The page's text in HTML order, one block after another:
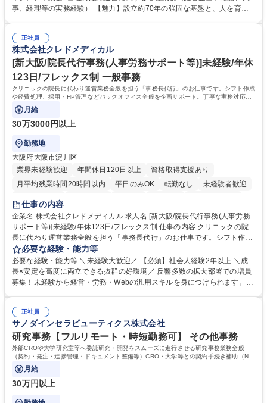
※親会社である農林中央金庫から受託した総務庶務業務 ■ファシリティマ
関する各種業務（経営企画、総務、人事、経理等） 募集職種 【事務系総
合職】農林中央金庫のバックオフィス業務/安定基盤/年休120日
事、経理等の実務経験） 【魅力】設立約70年の強固な基盤と、人を育て
す。 また、業務がしっかりと基準化されており、中途入社でも質問しやす
く馴染みやすい和やかな社風です。さらに、簿記やファシリティマネジャ
ーなどの資格取得に向けた費用負担や報奨金制度が非常に手厚く、成長で
きる環境です。 学歴・資格 学歴：大学院 大学 高専 短大 語学力： 資格：
日商簿記検定2級
正社員
株式会社クレドメディカル
[新大阪/院長代行事務(人事労務サポート等)]未経験/年休
123日/フレックス制 一般事務
クリニックの院長に代わり運営業務全般を担う「事務長代行」のお仕事です。シフト作成
や経費処理、採用・HP管理などバックオフィス全般を企画サポート。丁寧な実務対応で
現場を支え、専門スキルを構築できます。
月給
30万3000円以上
勤務地
大阪府大阪市淀川区
業界未経験歓迎
年間休日120日以上
資格取得支援あり
月平均残業時間20時間以内
平日のみOK 転勤なし
未経験者歓迎
住宅手当あり
交通費支給
駅近5分以内 土日祝休み 昼食補助あり
仕事の内容
企業名 株式会社クレドメディカル 求人名 [新大阪/院長代行事務(人事労務
サポート等)]未経験/年休123日/フレックス制 仕事の内容 クリニックの院
長に代わり運営業務全般を担う「事務長代行」のお仕事です。シフト作成
や経費処理、採用・HP管理などバックオフィス全般を企画サポート。丁
寧な実務対応で現場を支え、専門スキルを構築できます。 当社の開業医支
援のコンサルタントと連携し、開業後クリニックのバックオフィス全般を
担当します。 ＼具体的には／ ■スタッフのシフト作成、日々の経費処理 ■
です。基本は社内勤務でクリニック訪問はほとんどありません。 募集職種
[新大阪/院長代行事務(人事労務サポート等)]未経験/年休123日/フレックス
制
必要な経験・能力等
必要な経験・能力等 ＼未経験大歓迎／ 【必須】社会人経験2年以上 ＼成
長×安定を高度に両立できる抜群の好環境／ 反響多数の拡大部署での増員
募集！未経験から経営・労務・Webの汎用スキルを身につけられます。初
すさも抜群。転勤なしの新大阪本社勤務で、安定した事業基盤のもと腰を
据えて長期的キャリアを構築できます。 学歴・資格 学歴：大学院 大学 語
学力： 資格：
正社員
サノダインセラピューティクス株式会社
研究事務【フルリモート・時短勤務可】 その他事務
外部CROや大学研究室等へ委託研究・開発をスムーズに進行させる研究事務業務全般
（契約・発注・進捗管理・ドキュメント整備等）CRO・大学等との契約手続き補助（ND
A・委託・共同研究契約等の進行・記録管理）
月給
30万円以上